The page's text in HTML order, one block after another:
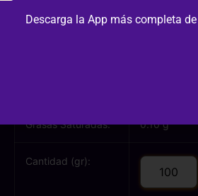
Azúcares: 11.20 g
Grasas Saturadas: 0.10 g
Cantidad (gr):
Descarga la App más completa